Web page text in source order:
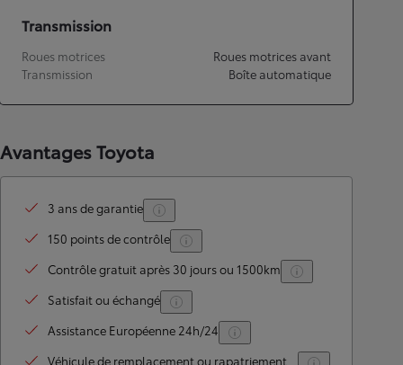
Transmission
Roues motrices
Roues motrices avant
Transmission
Boîte automatique
Avantages Toyota
3 ans de garantie
150 points de contrôle
Contrôle gratuit après 30 jours ou 1500km
Satisfait ou échangé
Assistance Européenne 24h/24
Véhicule de remplacement ou rapatriement